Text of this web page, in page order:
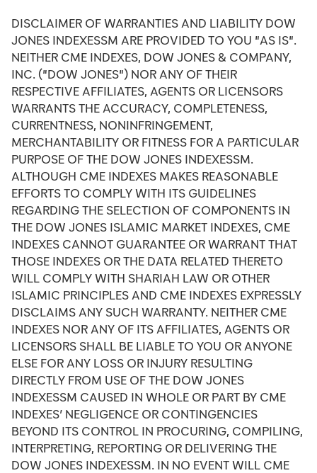
DISCLAIMER OF WARRANTIES AND LIABILITY DOW
JONES INDEXESSM ARE PROVIDED TO YOU "AS IS".
NEITHER CME INDEXES, DOW JONES & COMPANY,
INC. ("DOW JONES") NOR ANY OF THEIR
RESPECTIVE AFFILIATES, AGENTS OR LICENSORS
WARRANTS THE ACCURACY, COMPLETENESS,
CURRENTNESS, NONINFRINGEMENT,
MERCHANTABILITY OR FITNESS FOR A PARTICULAR
PURPOSE OF THE DOW JONES INDEXESSM.
ALTHOUGH CME INDEXES MAKES REASONABLE
EFFORTS TO COMPLY WITH ITS GUIDELINES
REGARDING THE SELECTION OF COMPONENTS IN
THE DOW JONES ISLAMIC MARKET INDEXES, CME
INDEXES CANNOT GUARANTEE OR WARRANT THAT
THOSE INDEXES OR THE DATA RELATED THERETO
WILL COMPLY WITH SHARIAH LAW OR OTHER
ISLAMIC PRINCIPLES AND CME INDEXES EXPRESSLY
DISCLAIMS ANY SUCH WARRANTY. NEITHER CME
INDEXES NOR ANY OF ITS AFFILIATES, AGENTS OR
LICENSORS SHALL BE LIABLE TO YOU OR ANYONE
ELSE FOR ANY LOSS OR INJURY RESULTING
DIRECTLY FROM USE OF THE DOW JONES
INDEXESSM CAUSED IN WHOLE OR PART BY CME
INDEXES’ NEGLIGENCE OR CONTINGENCIES
BEYOND ITS CONTROL IN PROCURING, COMPILING,
INTERPRETING, REPORTING OR DELIVERING THE
DOW JONES INDEXESSM. IN NO EVENT WILL CME